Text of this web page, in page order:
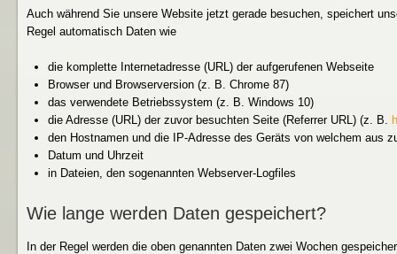
Auch während Sie unsere Website jetzt gerade besuchen, speichert
Regel automatisch Daten wie
die komplette Internetadresse (URL) der aufgerufenen Webseite
Browser und Browserversion (z. B. Chrome 87)
das verwendete Betriebssystem (z. B. Windows 10)
die Adresse (URL) der zuvor besuchten Seite (Referrer URL) (z. B.
den Hostnamen und die IP-Adresse des Geräts von welchem aus
Datum und Uhrzeit
in Dateien, den sogenannten Webserver-Logfiles
Wie lange werden Daten gespeichert?
In der Regel werden die oben genannten Daten zwei Wochen